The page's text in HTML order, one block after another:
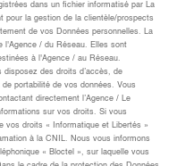
dans un fichier informatisé par La
pour la gestion de la clientèle/prospects
de vos Données personnelles. La
l'Agence / du Réseau. Elles sont
à l'Agence / au Réseau.
des droits d’accès, de
portabilité de vos données. Vous
directement l’Agence / Le
sur vos droits. Si vous
vos droits « Informatique et Libertés »
à la CNIL. Nous vous informons
« Bloctel », sur laquelle vous